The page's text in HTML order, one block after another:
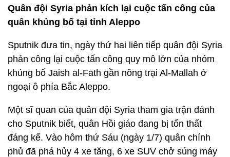
Quân đội Syria phản kích lại cuộc tấn công của
quân khủng bố tại tỉnh Aleppo
Sputnik đưa tin, ngày thứ hai liên tiếp quân đội Syria
phản công lại cuộc tấn công quy mô lớn của nhóm
khủng bố Jaish al-Fath gần nông trại Al-Mallah ở
ngoại ô phía Bắc Aleppo.
Một sĩ quan của quân đội Syria tham gia trận đánh
cho Sputnik biết, quân Hồi giáo đang bị tổn thất
đáng kể. Vào hôm thứ Sáu (ngày 1/7) quân chính
phủ đã phá hủy 4 xe tăng, 6 xe SUV chở súng máy